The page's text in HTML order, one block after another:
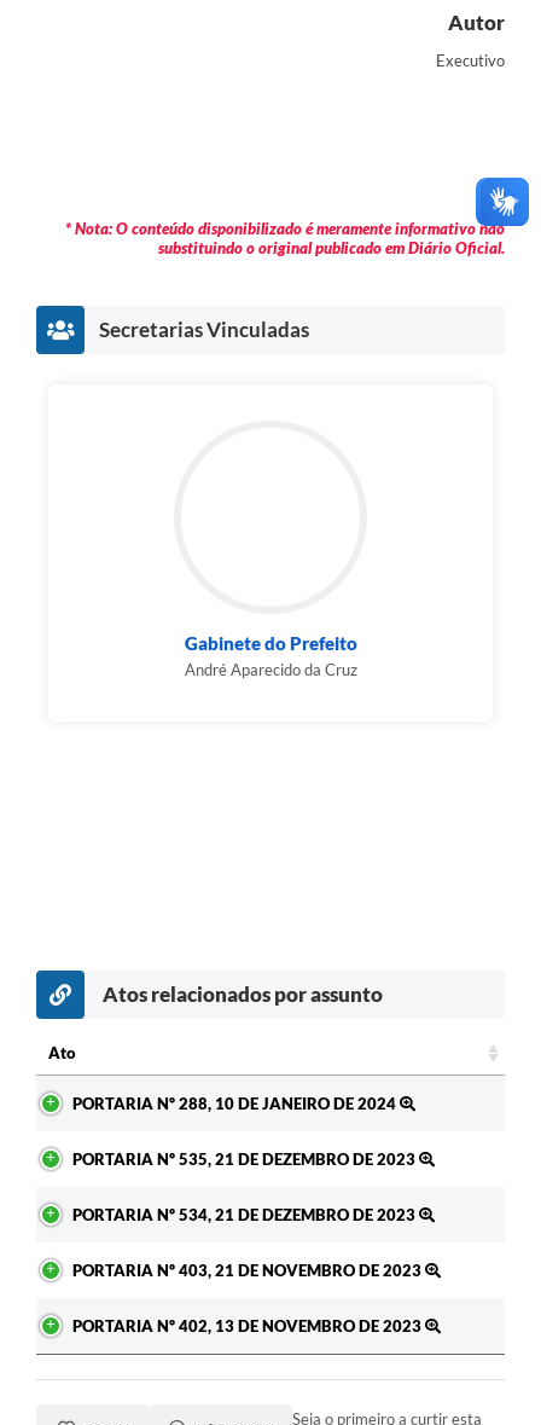
Autor
Executivo
* Nota: O conteúdo disponibilizado é meramente informativo não
substituindo o original publicado em Diário Oficial.
Secretarias Vinculadas
Gabinete do Prefeito
André Aparecido da Cruz
Atos relacionados por assunto
Ato
PORTARIA Nº 288, 10 DE JANEIRO DE 2024
PORTARIA Nº 535, 21 DE DEZEMBRO DE 2023
PORTARIA Nº 534, 21 DE DEZEMBRO DE 2023
PORTARIA Nº 403, 21 DE NOVEMBRO DE 2023
PORTARIA Nº 402, 13 DE NOVEMBRO DE 2023
Seja o primeiro a curtir esta